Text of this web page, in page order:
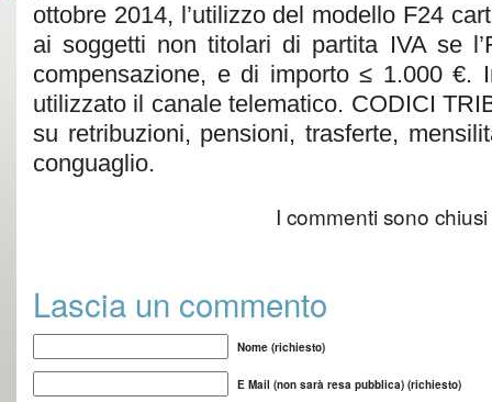
ottobre 2014, l’utilizzo del modello F24
ai soggetti non titolari di partita IVA se
compensazione, e di importo ≤ 1.000 €.
utilizzato il canale telematico. CODICI
su retribuzioni, pensioni, trasferte,
conguaglio.
I commenti sono chiusi
Lascia un commento
Nome (richiesto)
E Mail (non sarà resa pubblica) (richiesto)